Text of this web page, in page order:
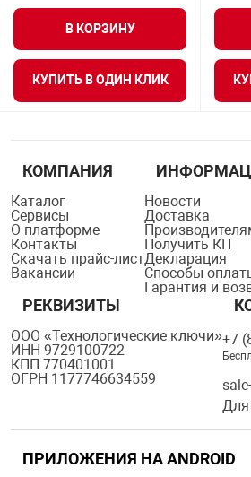
В КОРЗИНУ
КУПИТЬ В ОДИН КЛИК
КОМПАНИЯ
Каталог
Сервисы
О платформе
Контакты
Скачать прайс-лист
Вакансии
Новости
Доставка
Получить КП
Декларация
Способы
Гарантия и
РЕКВИЗИТЫ
ООО «Технологические ключи»
ИНН 9729100722
КПП 770401001
ОГРН 1177746634559
+7
Для
ПРИЛОЖЕНИЯ НА ANDROID